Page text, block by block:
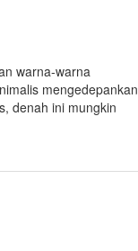
warna-warna
mengedepankan
denah ini mungkin